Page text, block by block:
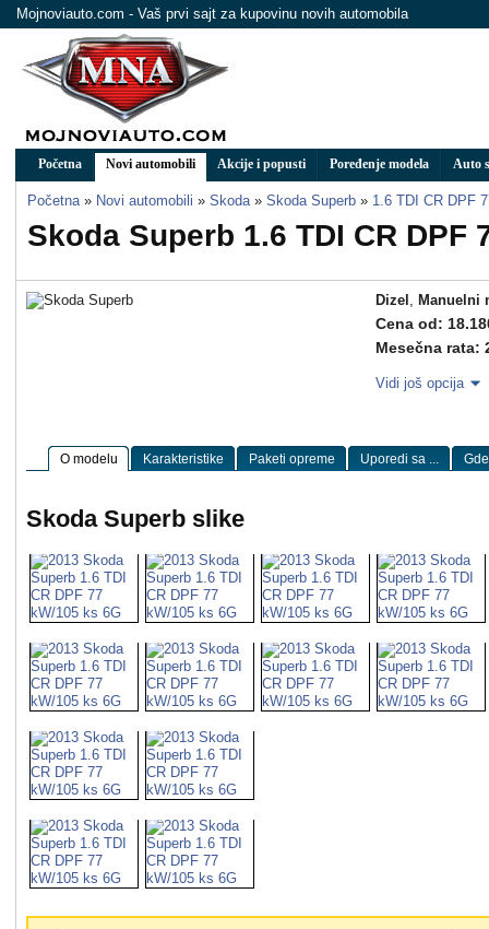
Mojnoviauto.com - Vaš prvi sajt za kupovinu novih automobila
Početna Novi automobili Akcije i popusti Poređenje modela Auto
Početna » Novi automobili » Skoda » Skoda Superb » 1.6 TDI CR DPF
Skoda Superb 1.6 TDI CR DPF
Dizel , Manuelni
Cena od:
Mesečna rata:
Vidi još opcija
O modelu Karakteristike Paketi opreme Uporedi sa ...
Skoda Superb slike